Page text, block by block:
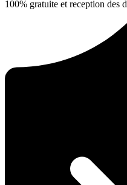
100% gratuite et reception des